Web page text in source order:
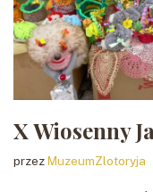
X Wiosenny
przezMuzeumZlotoryja